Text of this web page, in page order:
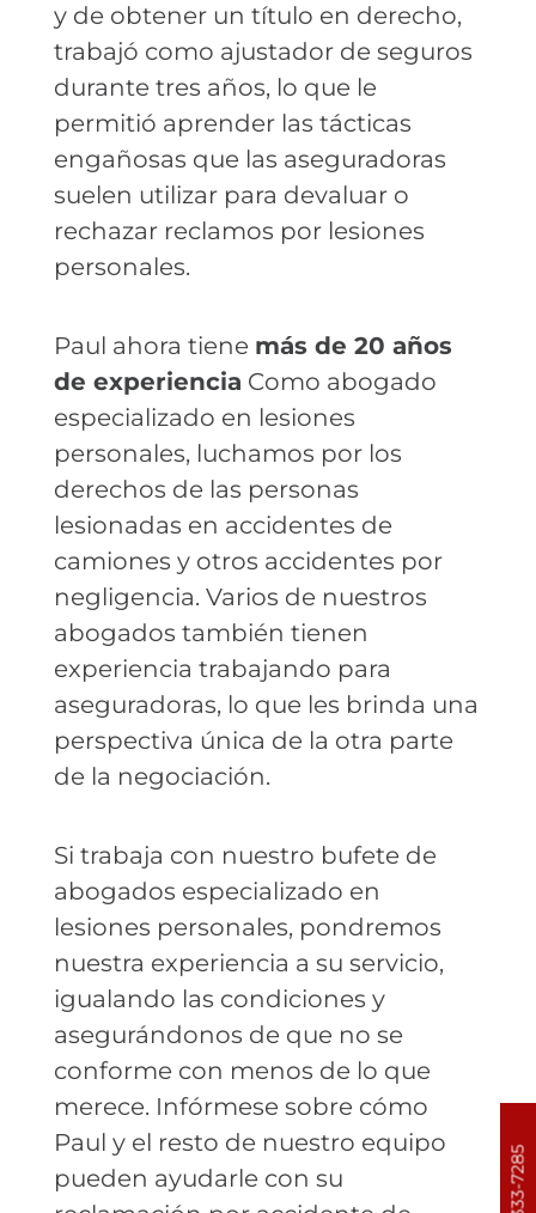
y de obtener un título en derecho,
trabajó como ajustador de seguros
durante tres años, lo que le
permitió aprender las tácticas
engañosas que las aseguradoras
suelen utilizar para devaluar o
rechazar reclamos por lesiones
personales.
Paul ahora tiene más de 20 años
de experiencia Como abogado
especializado en lesiones
personales, luchamos por los
derechos de las personas
lesionadas en accidentes de
camiones y otros accidentes por
negligencia. Varios de nuestros
abogados también tienen
experiencia trabajando para
aseguradoras, lo que les brinda una
perspectiva única de la otra parte
de la negociación.
Si trabaja con nuestro bufete de
abogados especializado en
lesiones personales, pondremos
nuestra experiencia a su servicio,
igualando las condiciones y
asegurándonos de que no se
conforme con menos de lo que
merece. Infórmese sobre cómo
Paul y el resto de nuestro equipo
pueden ayudarle con su